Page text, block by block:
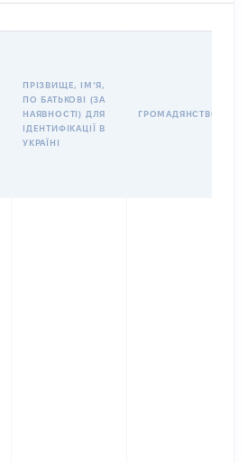
ПРІЗВИЩЕ, ІМʼЯ,
ПО БАТЬКОВІ (ЗА
НАЯВНОСТІ) ДЛЯ
ІДЕНТИФІКАЦІЇ В
УКРАЇНІ
ГРОМАДЯНСТВО